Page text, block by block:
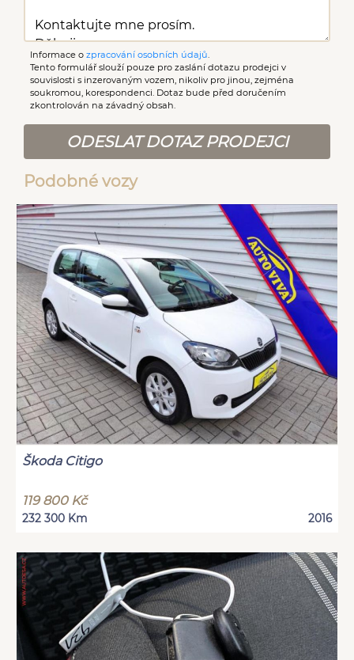
Informace o zpracování osobních údajů
Tento formulář slouží pouze pro zaslání dotazu prodejci v
souvislosti s inzerovaným vozem, nikoliv pro jinou, zejména
soukromou, korespondenci. Dotaz bude před doručením
zkontrolován na závadný obsah.
ODESLAT DOTAZ PRODEJCI
Podobné vozy
Škoda Citigo
119 800 Kč
232 300 Km 2016